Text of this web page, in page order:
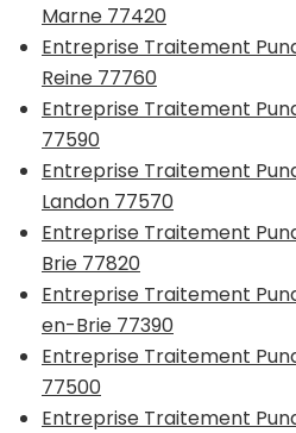
Marne 77420
Entreprise Traitement
Reine 77760
Entreprise Traitement
77590
Entreprise Traitement
Landon 77570
Entreprise Traitement
Brie 77820
Entreprise Traitement
en-Brie 77390
Entreprise Traitement
77500
Entreprise Traitement